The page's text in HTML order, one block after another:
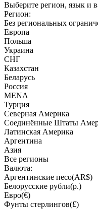
Выберите регион, язык и
Регион:
Без региональных
Европа
Польша
Украина
СНГ
Казахстан
Беларусь
Россия
MENA
Турция
Северная Америка
Соединённые Штаты
Латинская Америка
Аргентина
Азия
Все регионы
Валюта:
Аргентинские песо(AR$)
Белорусские рубли(р.)
Евро(€)
Фунты стерлингов(£)